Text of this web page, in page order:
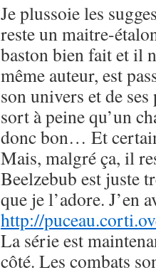
Je plussoie les
reste un maitre-
baston bien fait et il
même auteur, est
son univers et de
sort à peine qu’un
donc bon… Et
Mais, malgré ça, il
Beelzebub est juste
que je l’adore. J’en
http://
La série est
côté. Les combats